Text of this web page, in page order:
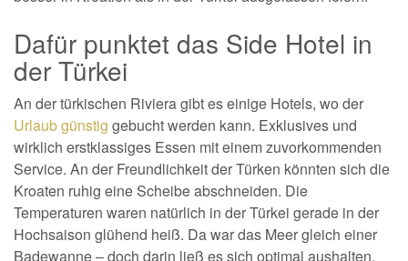
Dafür punktet das Side Hotel in
der Türkei
An der türkischen Riviera gibt es einige Hotels, wo der
Urlaub günstig gebucht werden kann. Exklusives und
wirklich erstklassiges Essen mit einem zuvorkommenden
Service. An der Freundlichkeit der Türken könnten sich die
Kroaten ruhig eine Scheibe abschneiden. Die
Temperaturen waren natürlich in der Türkei gerade in der
Hochsaison glühend heiß. Da war das Meer gleich einer
Badewanne – doch darin ließ es sich optimal aushalten.